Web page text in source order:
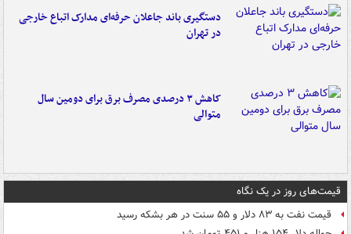
دستگیری باند جاعلان حرفه‌ای مدارک اتباع خارجی
در تهران
کاهش ۳ درصدی مصرف برق برای دومین سال
متوالی
قیمت‌های روز در یک نگاه
قیمت نفت به ۸۳ دلار و ۵۵ سنت در هر بشکه رسید